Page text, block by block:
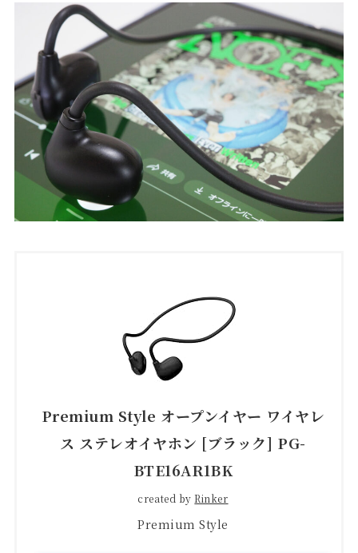
Premium Style オープンイヤー ワイヤレ
ス ステレオイヤホン [ブラック] PG-
BTE16AR1BK
created byRinker
Premium Style